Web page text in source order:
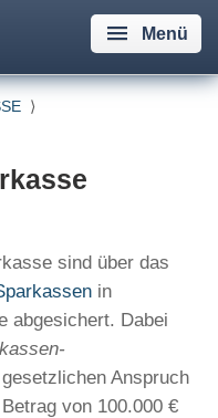
Menü
⟩
sind über das
in
abgesichert. Dabei
Anspruch
von 100.000 €